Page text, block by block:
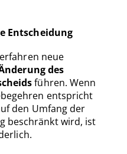
Entscheidung
neue
des
führen. Wenn
entspricht
den Umfang der
beschränkt wird, ist